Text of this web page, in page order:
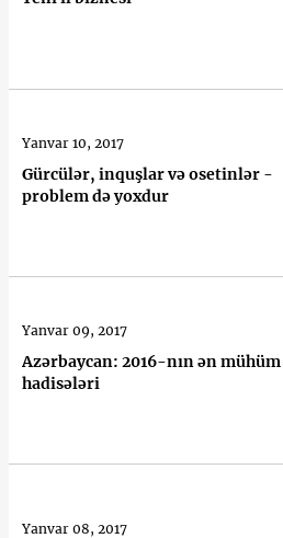
Gürcülər, inquşlar və osetinlər -
problem də yoxdur
Yanvar 10, 2017
Azərbaycan: 2016-nın ən mühüm
hadisələri
Yanvar 09, 2017
Yanvar 08, 2017